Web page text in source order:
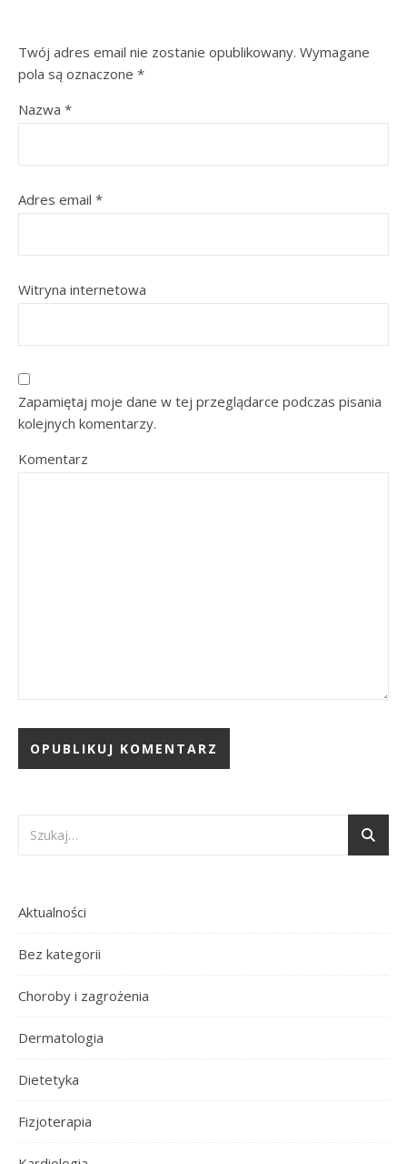
Twój adres email nie zostanie opublikowany. Wymagane
pola są oznaczone *
Nazwa *
Adres email *
Witryna internetowa
Zapamiętaj moje dane w tej przeglądarce podczas pisania
kolejnych komentarzy.
Komentarz
Aktualności
Bez kategorii
Choroby i zagrożenia
Dermatologia
Dietetyka
Fizjoterapia